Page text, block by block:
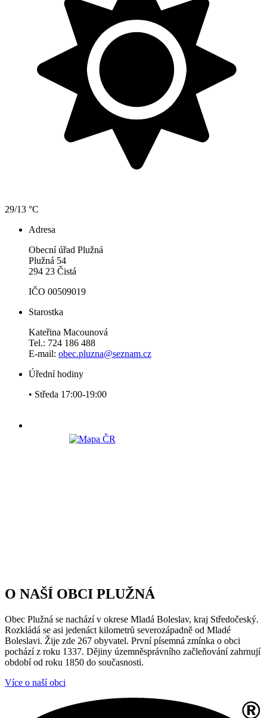
29/13 °C
Adresa
Obecní úřad Plužná
Plužná 54
294 23 Čistá
IČO 00509019
Starostka
Kateřina Macounová
Tel.: 724 186 488
E-mail: obec.pluzna@seznam.cz
Úřední hodiny
• Středa 17:00-19:00
O NAŠÍ OBCI PLUŽNÁ
Obec Plužná se nachází v okrese Mladá Boleslav, kraj Středočeský.
Rozkládá se asi jedenáct kilometrů severozápadně od Mladé
Boleslavi. Žije zde 267 obyvatel. První písemná zmínka o obci
pochází z roku 1337. Dějiny územněsprávního začleňování zahrnují
období od roku 1850 do současnosti.
Více o naší obci